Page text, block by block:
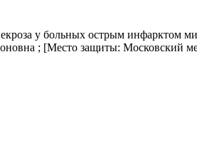
у больных острым инфарктом
; [Место защиты: